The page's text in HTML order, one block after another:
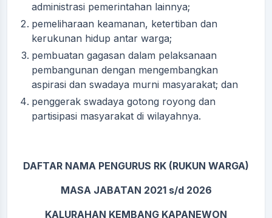
administrasi pemerintahan lainnya;
pemeliharaan keamanan, ketertiban dan
kerukunan hidup antar warga;
pembuatan gagasan dalam pelaksanaan
pembangunan dengan mengembangkan
aspirasi dan swadaya murni masyarakat; dan
penggerak swadaya gotong royong dan
partisipasi masyarakat di wilayahnya.
DAFTAR NAMA PENGURUS RK (RUKUN WARGA)
MASA JABATAN 2021 s/d 2026
KALURAHAN KEMBANG KAPANEWON